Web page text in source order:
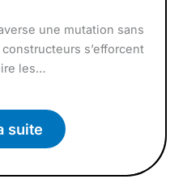
une mutation sans
s’efforcent
les…
suite